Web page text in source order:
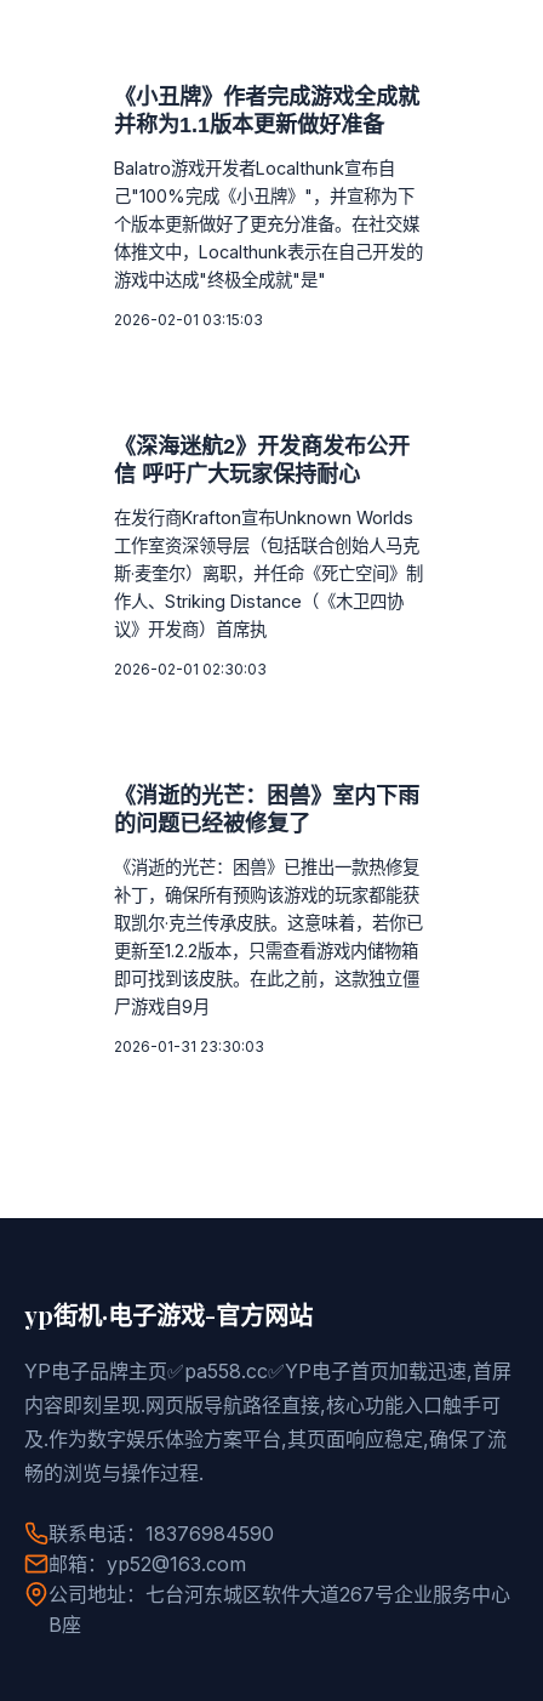
《小丑牌》作者完成游戏全成就
并称为1.1版本更新做好准备
Balatro游戏开发者Localthunk宣布自
己"100%完成《小丑牌》"，并宣称为下
个版本更新做好了更充分准备。在社交媒
体推文中，Localthunk表示在自己开发的
游戏中达成"终极全成就"是"
2026-02-01 03:15:03
《深海迷航2》开发商发布公开
信 呼吁广大玩家保持耐心
在发行商Krafton宣布Unknown Worlds
工作室资深领导层（包括联合创始人马克
斯·麦奎尔）离职，并任命《死亡空间》制
作人、Striking Distance（《木卫四协
议》开发商）首席执
2026-02-01 02:30:03
《消逝的光芒：困兽》室内下雨
的问题已经被修复了
《消逝的光芒：困兽》已推出一款热修复
补丁，确保所有预购该游戏的玩家都能获
取凯尔·克兰传承皮肤。这意味着，若你已
更新至1.2.2版本，只需查看游戏内储物箱
即可找到该皮肤。在此之前，这款独立僵
尸游戏自9月
2026-01-31 23:30:03
yp街机·电子游戏-官方网站
YP电子品牌主页✅pa558.cc✅YP电子首页加载迅速,首屏
内容即刻呈现.网页版导航路径直接,核心功能入口触手可
及.作为数字娱乐体验方案平台,其页面响应稳定,确保了流
畅的浏览与操作过程.
联系电话：18376984590
邮箱：yp52@163.com
公司地址：七台河东城区软件大道267号企业服务中心
B座